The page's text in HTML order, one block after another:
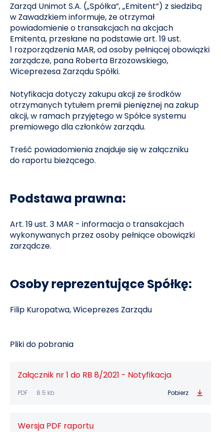
Zarząd Unimot S.A. („Spółka”, „Emitent”) z siedzibą
w Zawadzkiem informuje, że otrzymał
powiadomienie o transakcjach na akcjach
Emitenta, przesłane na podstawie art. 19 ust.
1 rozporządzenia MAR, od osoby pełniącej obowiązki
zarządcze, pana Roberta Brzozowskiego,
Wiceprezesa Zarządu Spółki.
Notyfikacja dotyczy zakupu akcji ze środków
otrzymanych tytułem premii pieniężnej na zakup
akcji, w ramach przyjętego w Spółce systemu
premiowego dla członków zarządu.
Treść powiadomienia znajduje się w załączniku
do raportu bieżącego.
Podstawa prawna:
Art. 19 ust. 3 MAR - informacja o transakcjach
wykonywanych przez osoby pełniące obowiązki
zarządcze.
Osoby reprezentujące Spółkę:
Filip Kuropatwa, Wiceprezes Zarządu
Pliki do pobrania
Załącznik nr 1 do RB 8/2021 - Notyfikacja
PDF 8.5 kb Pobierz
Wersja PDF raportu